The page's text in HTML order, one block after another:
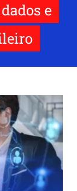
e